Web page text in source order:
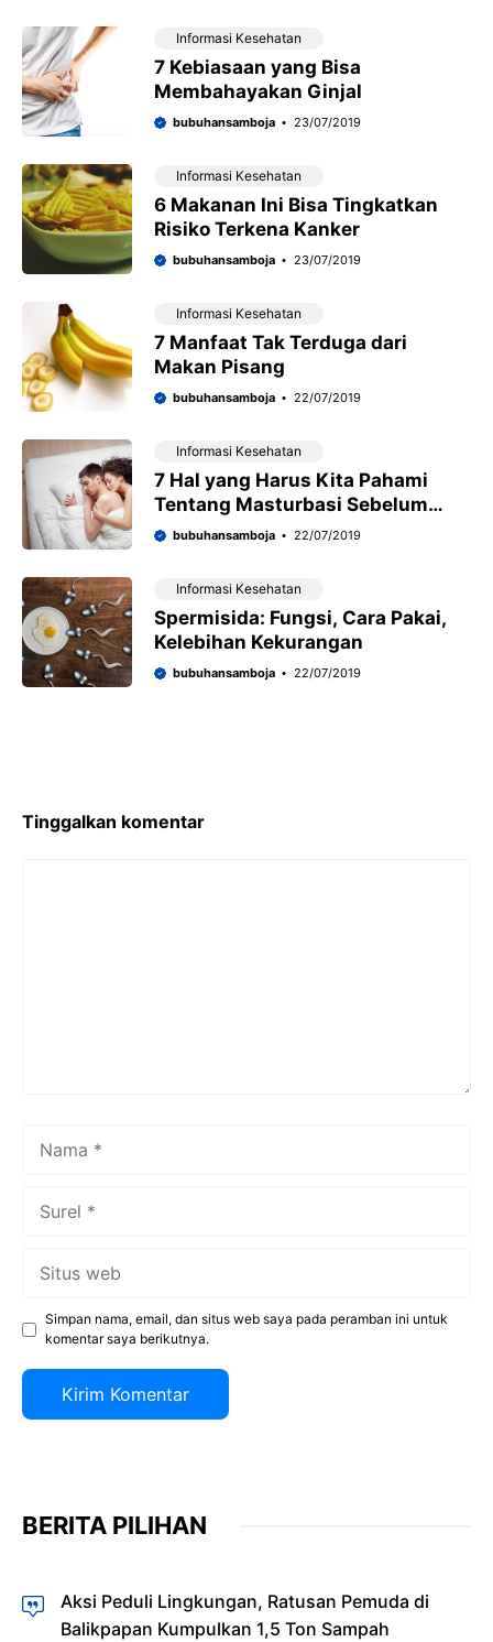
Informasi Kesehatan
7 Kebiasaan yang Bisa
Membahayakan Ginjal
bubuhansamboja 23/07/2019
Informasi Kesehatan
6 Makanan Ini Bisa Tingkatkan
Risiko Terkena Kanker
bubuhansamboja 23/07/2019
Informasi Kesehatan
7 Manfaat Tak Terduga dari
Makan Pisang
bubuhansamboja 22/07/2019
Informasi Kesehatan
7 Hal yang Harus Kita Pahami
Tentang Masturbasi Sebelum
Seks
bubuhansamboja 22/07/2019
Informasi Kesehatan
Spermisida: Fungsi, Cara Pakai,
Kelebihan Kekurangan
bubuhansamboja 22/07/2019
Tinggalkan komentar
Simpan nama, email, dan situs web saya pada peramban ini untuk
komentar saya berikutnya.
BERITA PILIHAN
Aksi Peduli Lingkungan, Ratusan Pemuda di
Balikpapan Kumpulkan 1,5 Ton Sampah